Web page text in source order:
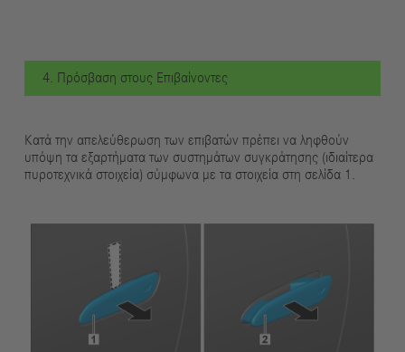
4. Πρόσβαση στους Επιβαίνοντες
Κατά την απελεύθερωση των επιβατών πρέπει να ληφθούν
υπόψη τα εξαρτήματα των συστημάτων συγκράτησης (ιδιαίτερα
πυροτεχνικά στοιχεία) σύμφωνα με τα στοιχεία στη σελίδα 1.